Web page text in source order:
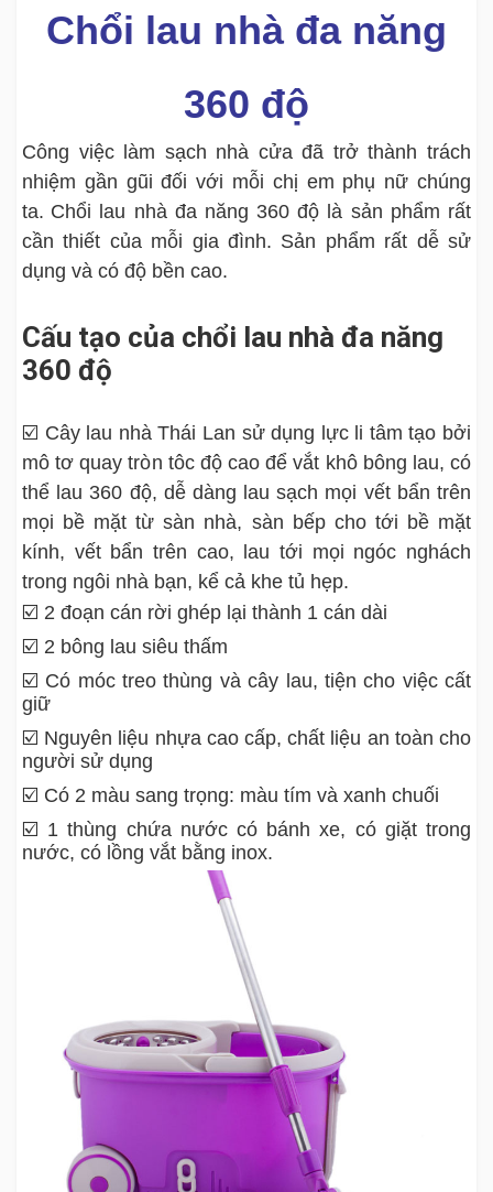
Chổi lau nhà đa năng
360 độ
Công việc làm sạch nhà cửa đã trở thành trách
nhiệm gần gũi đối với mỗi chị em phụ nữ chúng
ta. Chổi lau nhà đa năng 360 độ là sản phẩm rất
cần thiết của mỗi gia đình. Sản phẩm rất dễ sử
dụng và có độ bền cao.
Cấu tạo của chổi lau nhà đa năng
360 độ
☑️ Cây lau nhà Thái Lan sử dụng lực li tâm tạo bởi
mô tơ quay tròn tôc độ cao để vắt khô bông lau, có
thể lau 360 độ, dễ dàng lau sạch mọi vết bẩn trên
mọi bề mặt từ sàn nhà, sàn bếp cho tới bề mặt
kính, vết bẩn trên cao, lau tới mọi ngóc nghách
trong ngôi nhà bạn, kể cả khe tủ hẹp.
☑️ 2 đoạn cán rời ghép lại thành 1 cán dài
☑️ 2 bông lau siêu thấm
☑️ Có móc treo thùng và cây lau, tiện cho việc cất
giữ
☑️ Nguyên liệu nhựa cao cấp, chất liệu an toàn cho
người sử dụng
☑️ Có 2 màu sang trọng: màu tím và xanh chuối
☑️ 1 thùng chứa nước có bánh xe, có giặt trong
nước, có lồng vắt bằng inox.